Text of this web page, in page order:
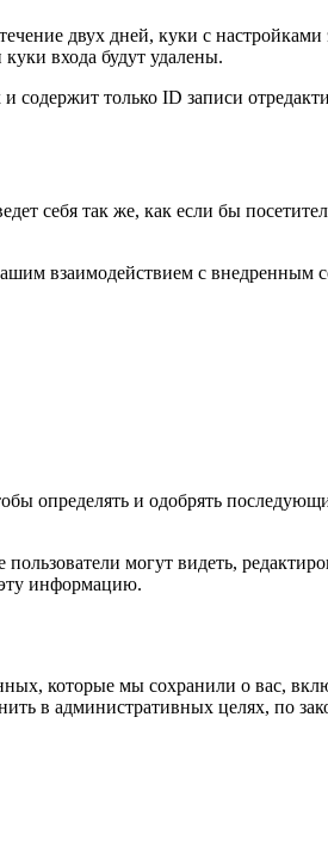
двух дней, куки с настройками
входа будут удалены.
содержит только ID записи
себя так же, как если бы
взаимодействием с внедренным
определять и одобрять
могут видеть,
информацию.
которые мы сохранили о вас,
в административных целях, по